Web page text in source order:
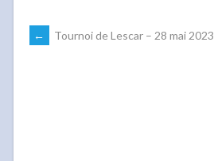
NAVIGATION
← Tournoi de Lescar – 28 mai 2023